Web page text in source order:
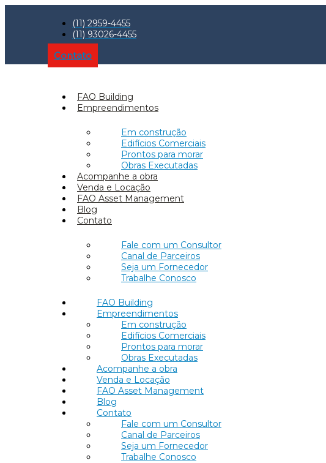
(11) 2959-4455
(11) 93026-4455
Contato
FAO Building
Empreendimentos
Em construção
Edifícios Comerciais
Prontos para morar
Obras Executadas
Acompanhe a obra
Venda e Locação
FAO Asset Management
Blog
Contato
Fale com um Consultor
Canal de Parceiros
Seja um Fornecedor
Trabalhe Conosco
FAO Building
Empreendimentos
Em construção
Edifícios Comerciais
Prontos para morar
Obras Executadas
Acompanhe a obra
Venda e Locação
FAO Asset Management
Blog
Contato
Fale com um Consultor
Canal de Parceiros
Seja um Fornecedor
Trabalhe Conosco